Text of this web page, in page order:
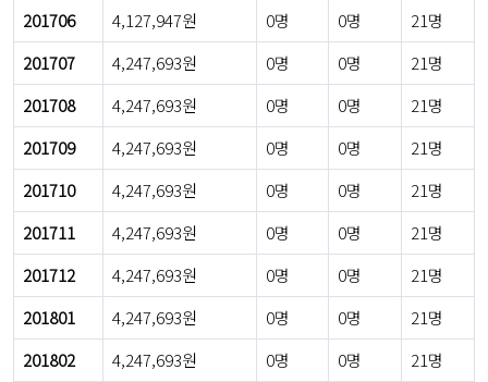
201706
4,127,947원 0명 0명
21명
201707
4,247,693원 0명 0명
21명
201708
4,247,693원 0명 0명
21명
201709
4,247,693원 0명 0명
21명
201710
4,247,693원 0명 0명
21명
201711
4,247,693원 0명 0명
21명
201712
4,247,693원 0명 0명
21명
201801
4,247,693원 0명 0명
21명
201802
4,247,693원 0명 0명
21명